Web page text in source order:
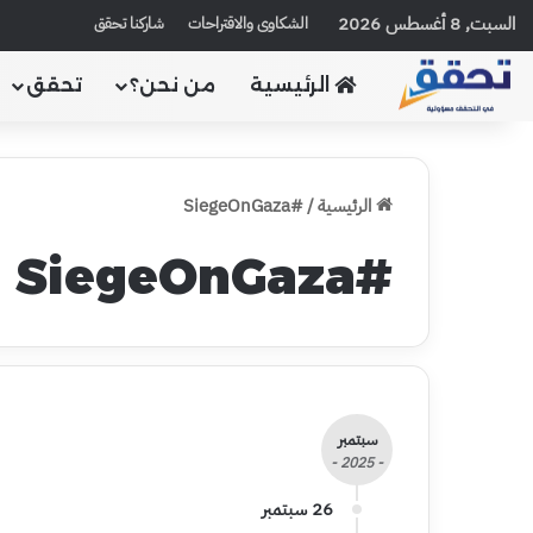
السبت, 8 أغسطس 2026 الشكاوى والاقتراحات شاركنا تحقق
الرئيسية من نحن؟ تحقق
الرئيسية/
#SiegeOnGaza
#SiegeOnGaza
سبتمبر
- 2025 -
26 سبتمبر